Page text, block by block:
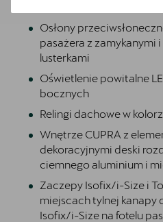
Przetestuj model z wybranym
Osłony
pasażera z zamykanymi
lusterkami
Oświetlenie powitalne
bocznych
Relingi dachowe w
Wnętrze CUPRA z
dekoracyjnymi deski
ciemnego aluminium i
Zaczepy Isofix/i-Size i
miejscach tylnej kanapy
Isofix/i-Size na fotelu